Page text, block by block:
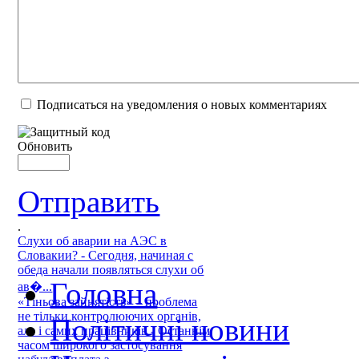
Подписаться на уведомления о новых комментариях
Обновить
Отправить
.
Слухи об аварии на АЭС в
Словакии? - Сегодня, начиная с
обеда начали появляться слухи об
ав�...
«Тіньова зайнятість» – проблема
не тільки контролюючих органів,
але і самих працівників - Останнім
часом широкого застосування
Головна
Політичні новини